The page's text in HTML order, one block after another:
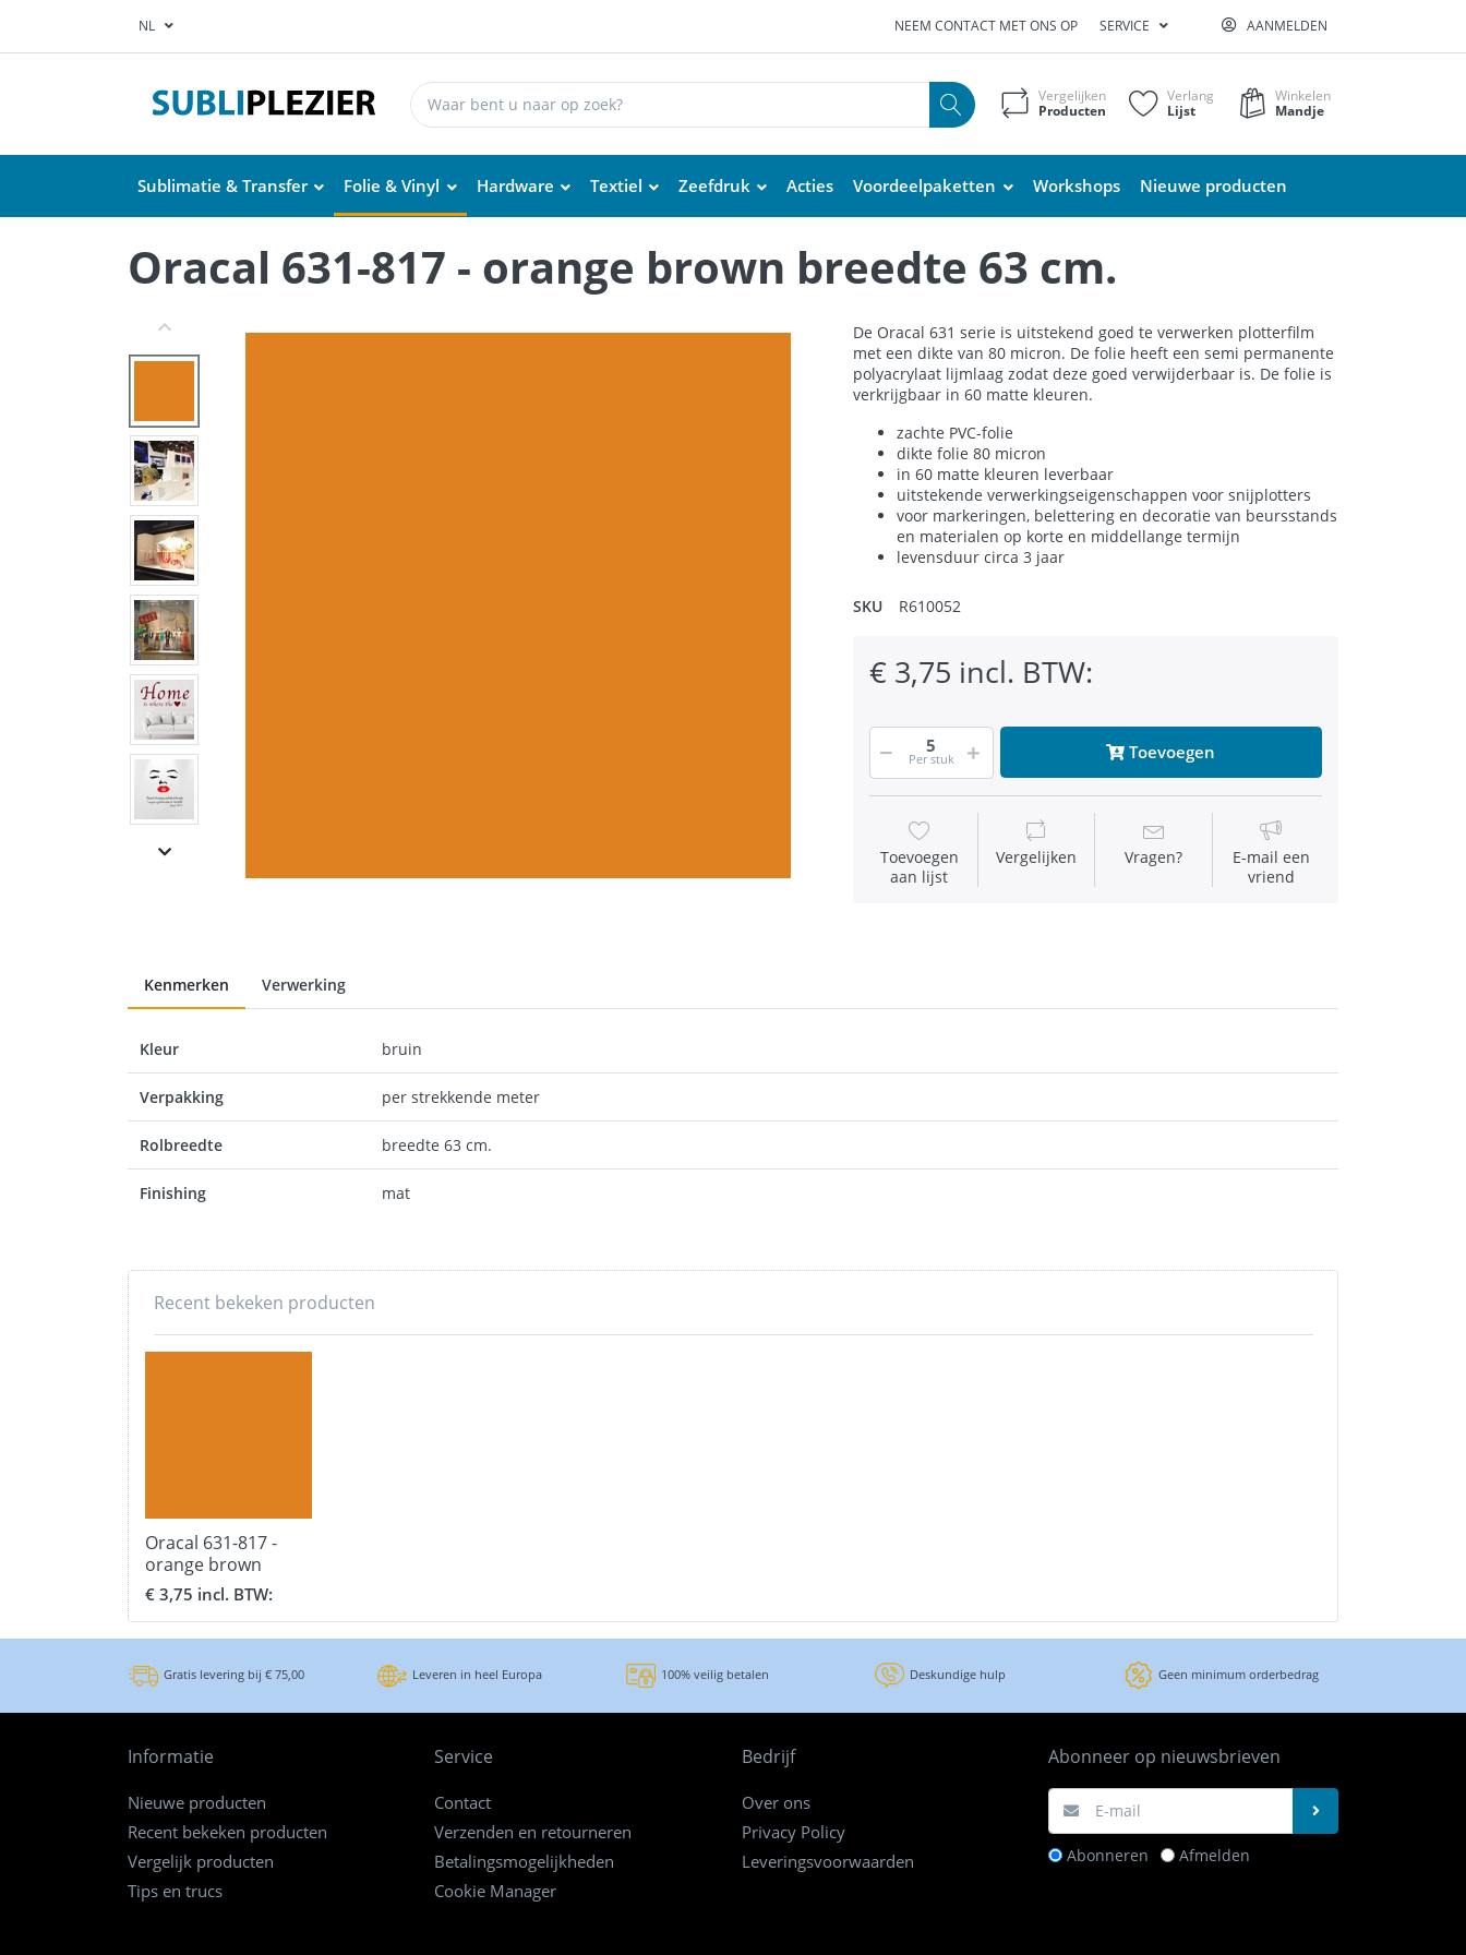
NL NEEM CONTACT MET ONS OP SERVICE AANMELDEN
Vergelijken
Producten
Verlang
Lijst
Winkelen
Mandje
Sublimatie & Transfer Folie & Vinyl Hardware Textiel Zeefdruk Acties Voordeelpaketten Workshops Nieuwe producten
Oracal 631-817 - orange brown breedte 63 cm.
De Oracal 631 serie is uitstekend goed te verwerken plotterfilm
met een dikte van 80 micron. De folie heeft een semi permanente
polyacrylaat lijmlaag zodat deze goed verwijderbaar is. De folie is
verkrijgbaar in 60 matte kleuren.
zachte PVC-folie
dikte folie 80 micron
in 60 matte kleuren leverbaar
uitstekende verwerkingseigenschappen voor snijplotters
voor markeringen, belettering en decoratie van beursstands
en materialen op korte en middellange termijn
levensduur circa 3 jaar
SKU R610052
€ 3,75 incl. BTW:
Per stuk Toevoegen
Toevoegen
aan lijst
Vergelijken Vragen?
E-mail een
vriend
Kenmerken Verwerking
Kleur bruin
Verpakking per strekkende meter
Rolbreedte breedte 63 cm.
Finishing mat
Recent bekeken producten
Oracal 631-817 -
orange brown
breedte 63 cm.
€ 3,75 incl. BTW:
Gratis levering bij € 75,00 Leveren in heel Europa 100% veilig betalen Deskundige hulp Geen minimum orderbedrag
Informatie
Nieuwe producten
Recent bekeken producten
Vergelijk producten
Tips en trucs
Service
Contact
Verzenden en retourneren
Betalingsmogelijkheden
Cookie Manager
Bedrijf
Over ons
Privacy Policy
Leveringsvoorwaarden
Abonneer op nieuwsbrieven
Abonneren Afmelden